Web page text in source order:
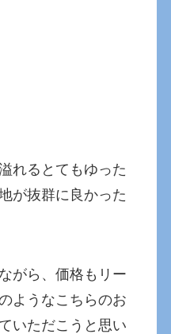
れるとてもゆった
が抜群に良かった
がら、価格もリー
ようなこちらのお
いただこうと思い